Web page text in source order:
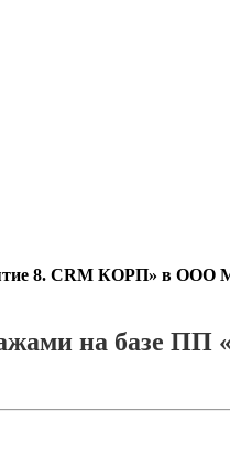
8. CRM КОРП» в ООО
на базе ПП